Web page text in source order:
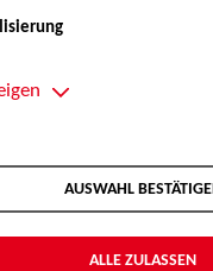
AUSWAHL
ALLE ZULASSEN